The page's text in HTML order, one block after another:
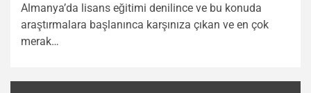
Almanya’da lisans eğitimi denilince ve bu konuda
araştırmalara başlanınca karşınıza çıkan ve en çok
merak…